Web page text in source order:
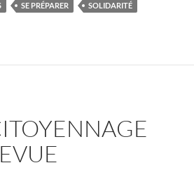
SE PRÉPARER
SOLIDARITÉ